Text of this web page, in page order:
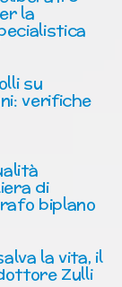
la
su
verifiche
di
biplano
la vita, il
Zulli